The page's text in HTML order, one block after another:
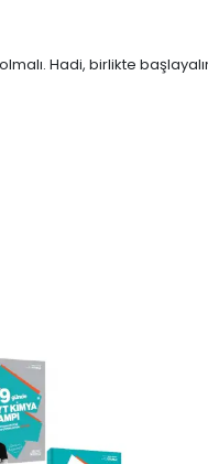
olmalı. Hadi, birlikte